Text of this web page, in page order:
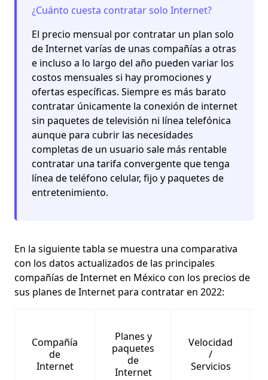
¿Cuánto cuesta contratarsolo Internet?
El precio mensual por contratar un plan solo
de Internet varías de unas compañías a otras
e incluso a lo largo del año pueden variar los
costos mensuales si hay promociones y
ofertas específicas. Siempre es más barato
contratar únicamente la conexión de internet
sin paquetes de televisión ni línea telefónica
aunque para cubrir las necesidades
completas de un usuario sale más rentable
contratar una tarifa convergente que tenga
línea de teléfono celular, fijo y paquetes de
entretenimiento.
En la siguiente tabla se muestra una comparativa
con los datos actualizados de las principales
compañías de Internet en México con los precios de
sus planes de Internet para contratar en 2022:
Compañía
de
Internet
Planes y
paquetes
de
Internet
Velocidad
/
Servicios